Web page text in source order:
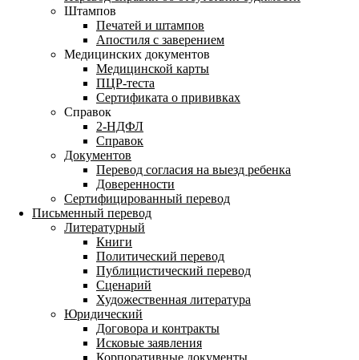
Штампов
Печатей и штампов
Апостиля с заверением
Медицинских документов
Медицинской карты
ПЦР-теста
Сертификата о прививках
Справок
2-НДФЛ
Справок
Документов
Перевод согласия на выезд ребенка
Доверенности
Сертифицированный перевод
Письменный перевод
Литературный
Книги
Политический перевод
Публицистический перевод
Сценарий
Художественная литература
Юридический
Договора и контракты
Исковые заявления
Корпоративные документы